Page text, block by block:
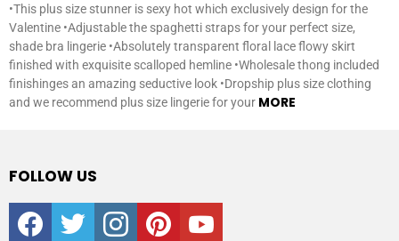
•This plus size stunner is sexy hot which exclusively design for the
Valentine •Adjustable the spaghetti straps for your perfect size,
shade bra lingerie •Absolutely transparent floral lace flowy skirt
finished with exquisite scalloped hemline •Wholesale thong included
finishinges an amazing seductive look •Dropship plus size clothing
and we recommend plus size lingerie for your MORE
FOLLOW US
facebooktwitter instagrampinterestyoutube